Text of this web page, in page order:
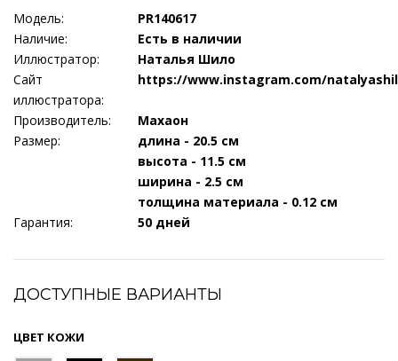
Модель:
PR140617
Наличие:
Есть в наличии
Иллюстратор:
Наталья Шило
Сайт
иллюстратора:
https://www.instagram.com/
Производитель:
Махаон
Размер:
длина - 20.5 см
высота - 11.5 см
ширина - 2.5 см
толщина материала - 0.12 см
Гарантия:
50 дней
ДОСТУПНЫЕ ВАРИАНТЫ
ЦВЕТ КОЖИ